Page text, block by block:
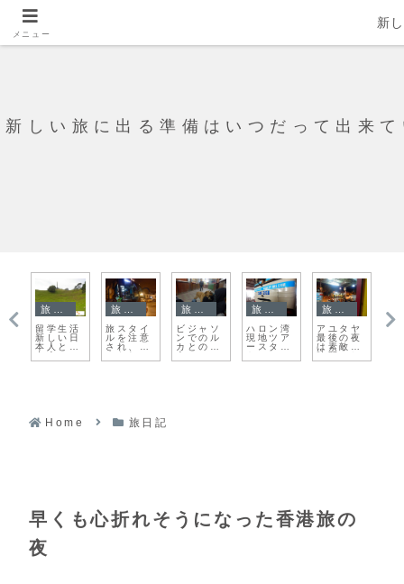
新しい旅に出る準備はいつだって出来
ポカラ
レイクサ
イドから
日本山妙
法寺への
ひっさび
さの一人
旅プエル
トイグア
スの町、
出発
ニュージ
ーランド
留学へ出
発！
バスの車
窓から見
えたダナ
ついに来
た！アン
コール・
ワット
留
Home 旅日記
早くも心折れそうになった香港旅の
夜
メニュー
新